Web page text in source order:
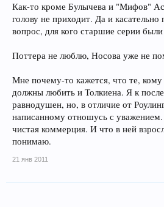
Как-то кроме Булычева и "Мифов"
голову не приходит. Да и
вопрос, для кого старшие серии
Поттера не люблю, Носова уже не
Мне почему-то кажется, что те, кому
должны любить и Толкиена. Я к
равнодушен, но, в отличие от
написанному отношусь с
чистая коммерция. И что в ней
понимаю.
21 янв 2011